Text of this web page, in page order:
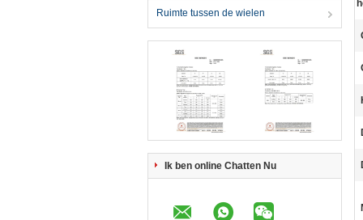
Ruimte tussen de wielen
Ik ben online Chatten Nu